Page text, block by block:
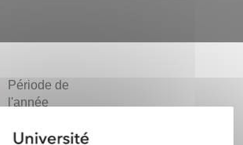
Période de
l'année